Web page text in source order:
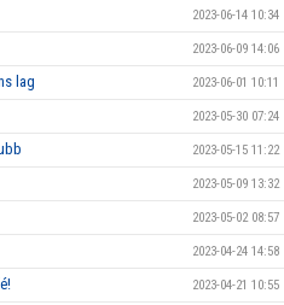
2023-06-14 10:34
2023-06-09 14:06
lag 2023-06-01 10:11
2023-05-30 07:24
2023-05-15 11:22
2023-05-09 13:32
2023-05-02 08:57
2023-04-24 14:58
2023-04-21 10:55